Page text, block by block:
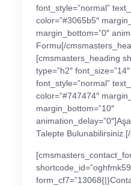
font_style=”normal”
color=”#3065b5″
margin_bottom=”0″
Formu[/
[cmsmasters_heading
type=”h2″
font_style=”normal”
color=”#747474″
margin_bottom=”10″
Talepte